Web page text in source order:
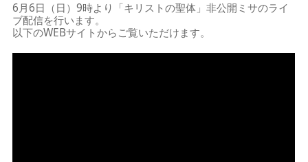
6月6日（日）9時より「キリストの聖体」非公開ミサのライ
ブ配信を行います。
以下のWEBサイトからご覧いただけます。